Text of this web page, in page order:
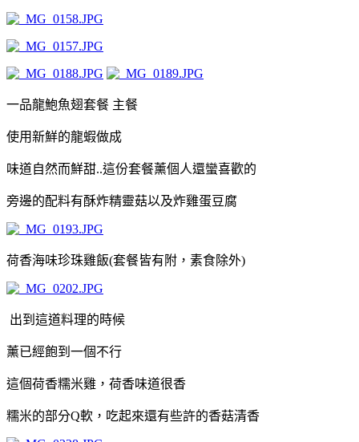
一品龍鮑魚翅套餐 主餐
使用新鮮的龍蝦做成
味道自然而鮮甜..這份套餐薰個人還蠻喜歡的
旁邊的配料有酥炸精靈菇以及炸雞蛋豆腐
荷香海味珍珠雞飯(套餐皆有附，素食除外)
出到這道料理的時候
薰已經飽到一個不行
這個荷香糯米雞，荷香味道很香
糯米的部分Q軟，吃起來還有些許的香菇清香